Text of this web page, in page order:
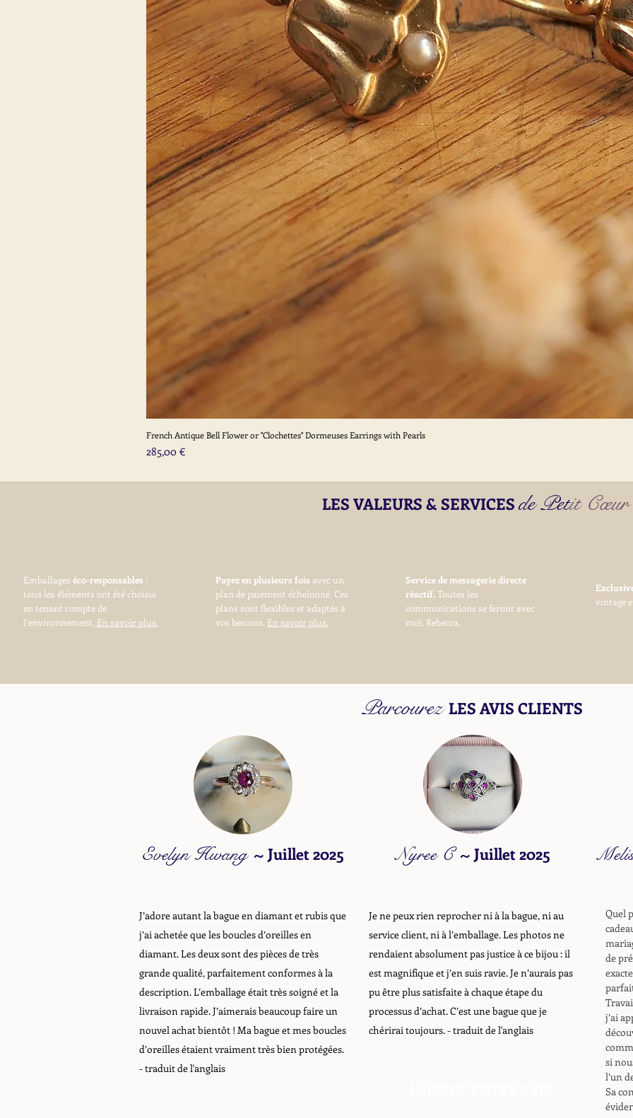
French Antique Bell Flower or "Clochettes" Dormeuses Earrings with Pearls
Prix
285,00 €
Emballages éco-responsables :
tous les éléments ont été choisis
en tenant compte de
l’environnement. En savoir plus.
Payez en plusieurs foisavec un
plan de paiement échelonné. Ces
plans sont flexibles et adaptés à
vos besoins. En savoir plus.
LES VALEURS & SERVICESde Petit Cœur
Service de messagerie directe
réactif.Toutes les
communications se feront avec
moi, Rebecca.
vintage
Parcourez LES AVIS CLIENTS
Evelyn Hwang ~Juillet 2025
J’adore autant la bague en diamant et rubis que
j’ai achetée que les boucles d’oreilles en
diamant. Les deux sont des pièces de très
grande qualité, parfaitement conformes à la
description. L’emballage était très soigné et la
livraison rapide. J’aimerais beaucoup faire un
nouvel achat bientôt ! Ma bague et mes boucles
d’oreilles étaient vraiment très bien protégées.
- traduit de l'anglais
Nyree C ~Juillet 2025
Je ne peux rien reprocher ni à la bague, ni au
service client, ni à l’emballage. Les photos ne
rendaient absolument pas justice à ce bijou : il
est magnifique et j’en suis ravie. Je n’aurais pas
pu être plus satisfaite à chaque étape du
processus d’achat. C’est une bague que je
chérirai toujours.- traduit de l'anglais
Quel
de
j’ai
si
l’un
Sa